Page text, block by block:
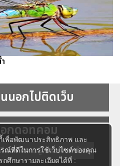
เพื่อพัฒนาประสิทธิภาพ และ
ณ์ที่ดีในการใช้เว็บไซต์ของคุณ
ศึกษารายละเอียดได้ที่ :
นอกไปติดเว็บ
กดอทคอม
กษา ความรู้ การศึกษาไทย